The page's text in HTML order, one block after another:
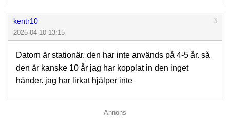
kentr10
3
2025-04-10 13:15
Datorn är stationär. den har inte används på 4-5 år. så
den är kanske 10 år jag har kopplat in den inget
händer. jag har lirkat hjälper inte
Annons